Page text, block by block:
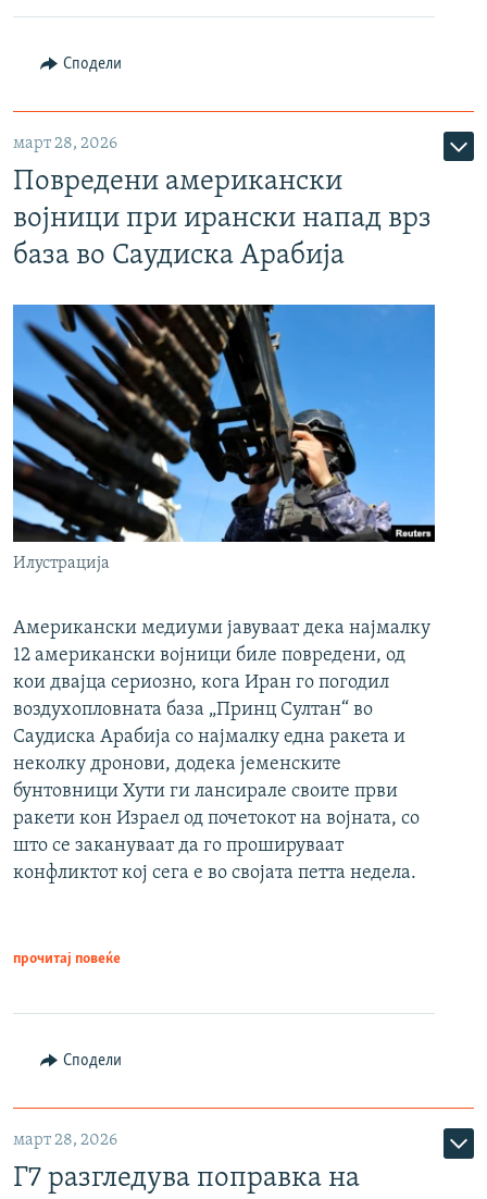
Сподели
март 28, 2026
Повредени американски
војници при ирански напад врз
база во Саудиска Арабија
Илустрација
Американски медиуми јавуваат дека најмалку
12 американски војници биле повредени, од
кои двајца сериозно, кога Иран го погодил
воздухопловната база „Принц Султан“ во
Саудиска Арабија со најмалку една ракета и
неколку дронови, додека јеменските
бунтовници Хути ги лансирале своите први
ракети кон Израел од почетокот на војната, со
што се закануваат да го прошируваат
конфликтот кој сега е во својата петта недела.
прочитај повеќе
Сподели
март 28, 2026
Г7 разгледува поправка на